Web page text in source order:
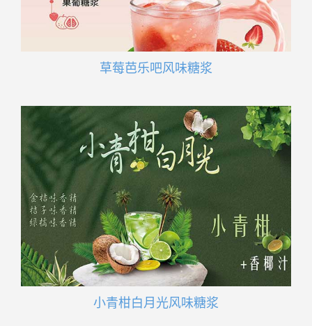
草莓芭乐吧风味糖浆
小青柑白月光风味糖浆